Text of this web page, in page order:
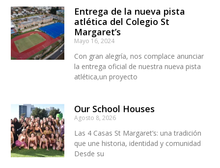
Entrega de la nueva pista
atlética del Colegio St
Margaret’s
Mayo 16, 2024
Con gran alegría, nos complace anunciar
la entrega oficial de nuestra nueva pista
atlética,un proyecto
Our School Houses
Agosto 8, 2026
Las 4 Casas St Margaret’s: una tradición
que une historia, identidad y comunidad
Desde su